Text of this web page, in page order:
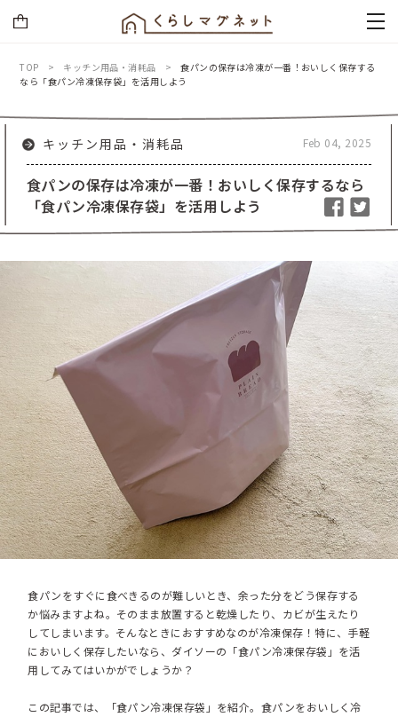
TOP キッチン用品・消耗品
食パンの保存は冷凍が一番！おいしく保存する
なら「食パン冷凍保存袋」を活用しよう
キッチン用品・消耗品 Feb 04, 2025
食パンの保存は冷凍が一番！おいしく保存するなら
「食パン冷凍保存袋」を活用しよう
食パンをすぐに食べきるのが難しいとき、余った分をどう保存する
か悩みますよね。そのまま放置すると乾燥したり、カビが生えたり
してしまいます。そんなときにおすすめなのが冷凍保存！特に、手軽
においしく保存したいなら、ダイソーの「食パン冷凍保存袋」を活
用してみてはいかがでしょうか？
この記事では、「食パン冷凍保存袋」を紹介。食パンをおいしく冷